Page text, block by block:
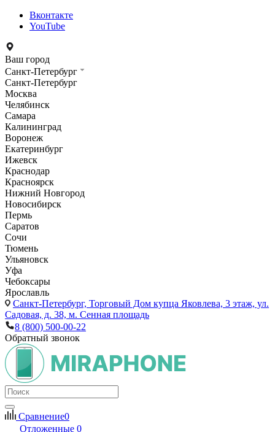
Вконтакте
YouTube
Ваш город
Санкт-Петербург
Санкт-Петербург
Москва
Челябинск
Самара
Калининград
Воронеж
Екатеринбург
Ижевск
Краснодар
Красноярск
Нижний Новгород
Новосибирск
Пермь
Саратов
Сочи
Тюмень
Ульяновск
Уфа
Чебоксары
Ярославль
Санкт-Петербург, Торговый Дом купца Яковлева, 3 этаж, ул.
Садовая, д. 38, м. Сенная площадь
8 (800) 500-00-22
Обратный звонок
Сравнение0
Отложенные 0